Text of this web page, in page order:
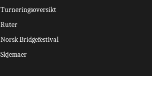
Turneringsoversikt
Ruter
Norsk Bridgefestival
Skjemaer